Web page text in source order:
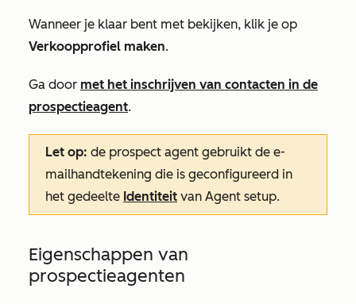
Wanneer je klaar bent met bekijken, klik je op
Verkoopprofiel maken.
Ga door met het inschrijven van contacten in de
prospectieagent.
Let op: de prospect agent gebruikt de e-
mailhandtekening die is geconfigureerd in
het gedeelte Identiteit van Agent setup.
Eigenschappen van
prospectieagenten